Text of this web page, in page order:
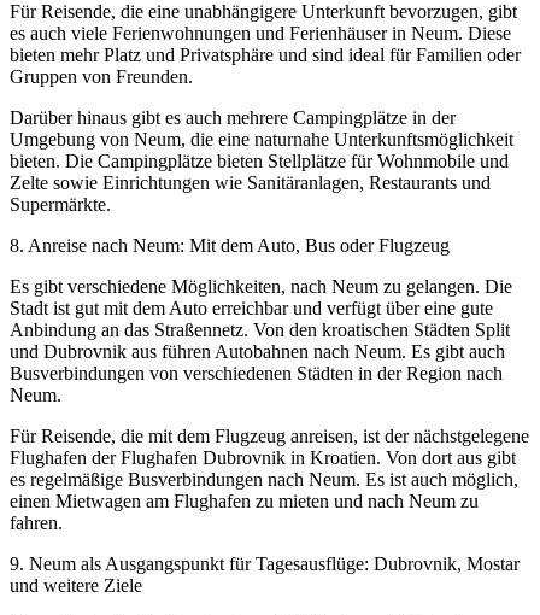
Für Reisende, die eine unabhängigere Unterkunft bevorzugen, gibt
es auch viele Ferienwohnungen und Ferienhäuser in Neum. Diese
bieten mehr Platz und Privatsphäre und sind ideal für Familien oder
Gruppen von Freunden.
Darüber hinaus gibt es auch mehrere Campingplätze in der
Umgebung von Neum, die eine naturnahe Unterkunftsmöglichkeit
bieten. Die Campingplätze bieten Stellplätze für Wohnmobile und
Zelte sowie Einrichtungen wie Sanitäranlagen, Restaurants und
Supermärkte.
8. Anreise nach Neum: Mit dem Auto, Bus oder Flugzeug
Es gibt verschiedene Möglichkeiten, nach Neum zu gelangen. Die
Stadt ist gut mit dem Auto erreichbar und verfügt über eine gute
Anbindung an das Straßennetz. Von den kroatischen Städten Split
und Dubrovnik aus führen Autobahnen nach Neum. Es gibt auch
Busverbindungen von verschiedenen Städten in der Region nach
Neum.
Für Reisende, die mit dem Flugzeug anreisen, ist der nächstgelegene
Flughafen der Flughafen Dubrovnik in Kroatien. Von dort aus gibt
es regelmäßige Busverbindungen nach Neum. Es ist auch möglich,
einen Mietwagen am Flughafen zu mieten und nach Neum zu
fahren.
9. Neum als Ausgangspunkt für Tagesausflüge: Dubrovnik, Mostar
und weitere Ziele